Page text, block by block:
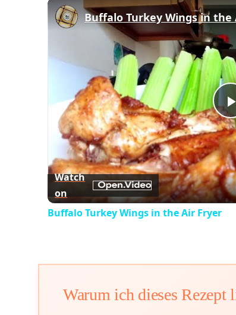
Buffalo Turkey Wings in the
Watch
on
Buffalo Turkey Wings in the Air Fryer
Warum ich dieses Rezept